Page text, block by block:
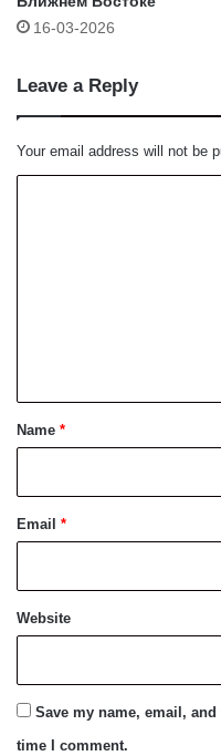
16-03-2026
Leave a Reply
Your email address will not be
*Name *
Email *
Website
Save my name, email,
time I comment.